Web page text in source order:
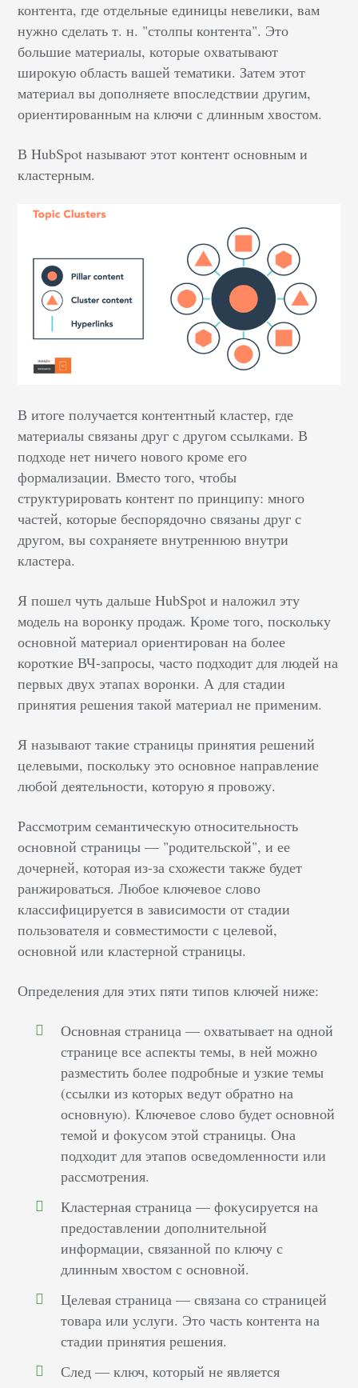
контента, где отдельные единицы невелики, вам
нужно сделать т. н. "столпы контента". Это
большие материалы, которые охватывают
широкую область вашей тематики. Затем этот
материал вы дополняете впоследствии другим,
ориентированным на ключи с длинным хвостом.
В HubSpot называют этот контент основным и
кластерным.
В итоге получается контентный кластер, где
материалы связаны друг с другом ссылками. В
подходе нет ничего нового кроме его
формализации. Вместо того, чтобы
структурировать контент по принципу: много
частей, которые беспорядочно связаны друг с
другом, вы сохраняете внутреннюю внутри
кластера.
Я пошел чуть дальше HubSpot и наложил эту
модель на воронку продаж. Кроме того, поскольку
основной материал ориентирован на более
короткие ВЧ-запросы, часто подходит для людей на
первых двух этапах воронки. А для стадии
принятия решения такой материал не применим.
Я называют такие страницы принятия решений
целевыми, поскольку это основное направление
любой деятельности, которую я провожу.
Рассмотрим семантическую относительность
основной страницы — "родительской", и ее
дочерней, которая из-за схожести также будет
ранжироваться. Любое ключевое слово
классифицируется в зависимости от стадии
пользователя и совместимости с целевой,
основной или кластерной страницы.
Определения для этих пяти типов ключей ниже:
Основная страница — охватывает на одной
странице все аспекты темы, в ней можно
разместить более подробные и узкие темы
(ссылки из которых ведут обратно на
основную). Ключевое слово будет основной
темой и фокусом этой страницы. Она
подходит для этапов осведомленности или
рассмотрения.
Кластерная страница — фокусируется на
предоставлении дополнительной
информации, связанной по ключу с
длинным хвостом с основной.
Целевая страница — связана со страницей
товара или услуги. Это часть контента на
стадии принятия решения.
След — ключ, который не является